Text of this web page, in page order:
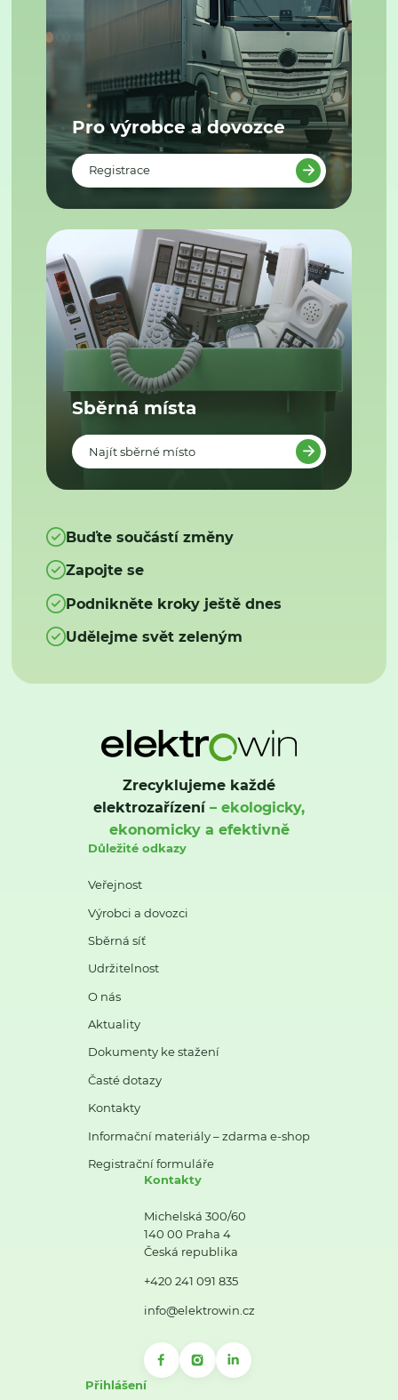
Pro výrobce a dovozce
Registrace
Sběrná místa
Najít sběrné místo
Buďte součástí změny
Zapojte se
Podnikněte kroky ještě dnes
Udělejme svět zeleným
Zrecyklujeme každé
elektrozařízení– ekologicky,
ekonomicky a efektivně
Důležité odkazy
Veřejnost
Výrobci a dovozci
Sběrná síť
Udržitelnost
O nás
Aktuality
Dokumenty ke stažení
Časté dotazy
Kontakty
Informační materiály – zdarma e-shop
Registrační formuláře
Kontakty
Michelská 300/60
140 00 Praha 4
Česká republika
+420 241 091 835
info@elektrowin.cz
Přihlášení